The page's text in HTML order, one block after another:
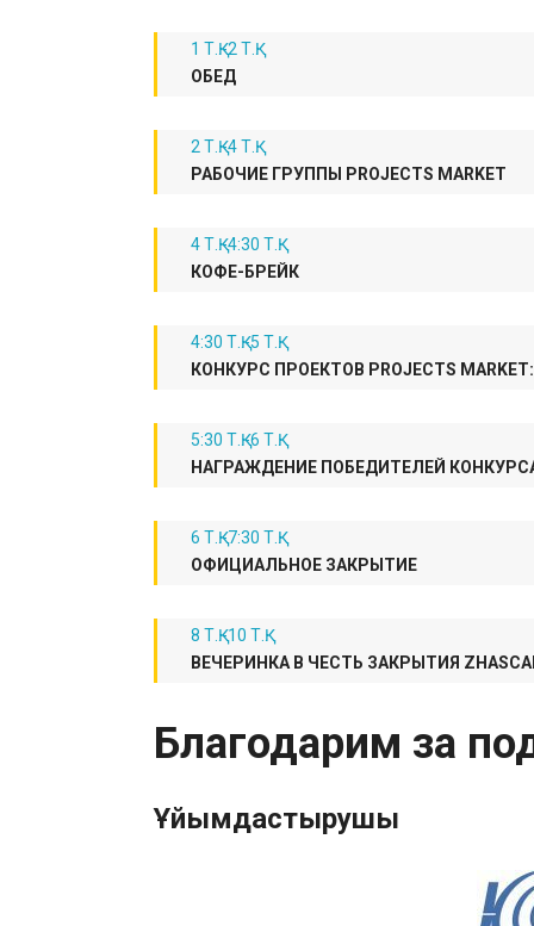
1 Т.Қ.-2 Т.Қ.
ОБЕД
2 Т.Қ.-4 Т.Қ.
РАБОЧИЕ ГРУППЫ PROJECTS MARKET
4 Т.Қ.-4:30 Т.Қ.
КОФЕ-БРЕЙК
4:30 Т.Қ.-5 Т.Қ.
КОНКУРС ПРОЕКТОВ PROJECTS
5:30 Т.Қ.-6 Т.Қ.
НАГРАЖДЕНИЕ ПОБЕДИТЕЛЕЙ КОНКУРСА
6 Т.Қ.-7:30 Т.Қ.
ОФИЦИАЛЬНОЕ ЗАКРЫТИЕ
8 Т.Қ.-10 Т.Қ.
ВЕЧЕРИНКА В ЧЕСТЬ ЗАКРЫТИЯ
Благодарим за
Ұйымдастырушы